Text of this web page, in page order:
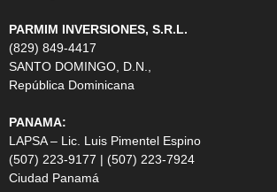
PARMIM INVERSIONES, S.R.L.
(829) 849-4417
SANTO DOMINGO, D.N.,
República Dominicana
PANAMA:
LAPSA – Lic. Luis Pimentel Espino
(507) 223-9177 | (507) 223-7924
Ciudad Panamá